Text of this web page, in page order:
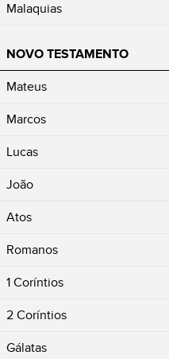
Malaquias
NOVO TESTAMENTO
Mateus
Marcos
Lucas
João
Atos
Romanos
1 Coríntios
2 Coríntios
Gálatas